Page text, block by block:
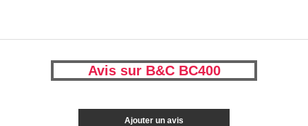
Avis sur B&C BC400
Ajouter un avis